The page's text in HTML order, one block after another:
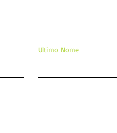
Ultimo Nome